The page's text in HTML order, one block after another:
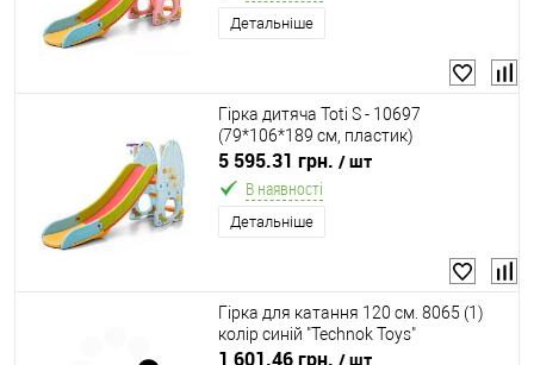
Детальніше
Гірка дитяча Toti S - 10697
(79*106*189 см, пластик)
5 595.31 грн. / шт
В наявності
Детальніше
Гірка для катання 120 см. 8065 (1)
колір синій "Technok Toys"
1 601.46 грн. / шт